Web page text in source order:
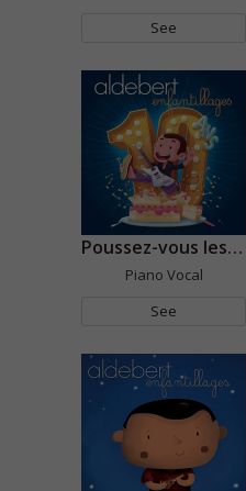
See
Poussez-vous les moches
Piano Vocal
See